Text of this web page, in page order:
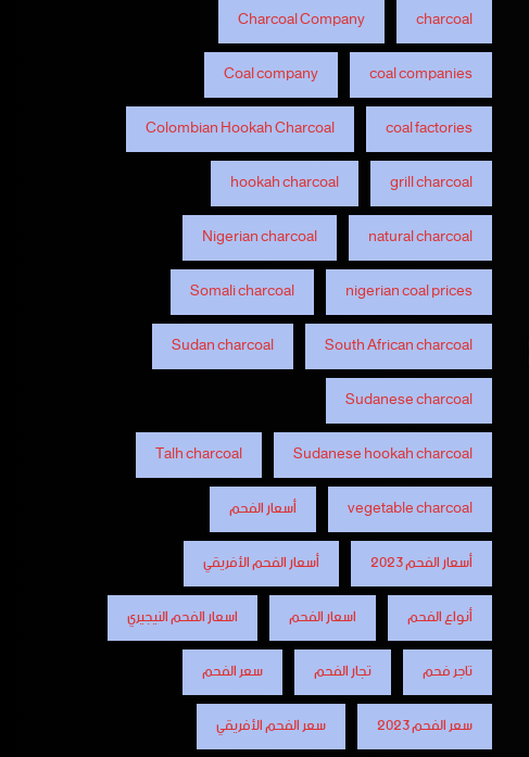
charcoal
Charcoal Company
coal companies
Coal company
coal factories
Colombian Hookah Charcoal
grill charcoal
hookah charcoal
natural charcoal
Nigerian charcoal
nigerian coal prices
Somali charcoal
South African charcoal
Sudan charcoal
Sudanese charcoal
Sudanese hookah charcoal
Talh charcoal
vegetable charcoal
أسعار الفحم
أسعار الفحم 2023
أسعار الفحم الأفريقي
أنواع الفحم
اسعار الفحم
اسعار الفحم النيجيري
تاجر فحم
تجار الفحم
سعر الفحم
سعر الفحم 2023
سعر الفحم الأفريقي